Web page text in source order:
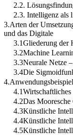
2.2.
2.3. Intelligenz als
3.Arten der
und das Digitale
3.1Gliederung der
3.2Machine
3.3Neurale Netze
3.4Die
4.1Wirtschaftliches
4.2Das Mooresche
4.3Künstliche
4.4Künstliche
4.5Künstliche